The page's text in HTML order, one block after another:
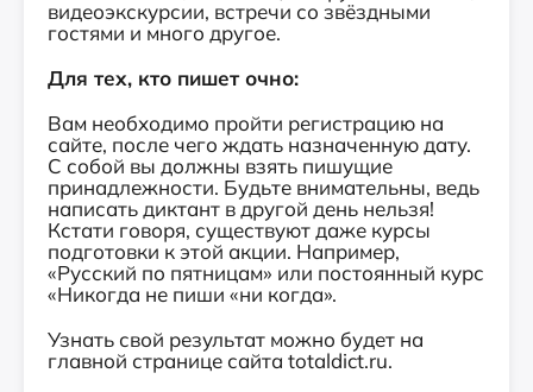
видеоэкскурсии, встречи со звёздными
гостями и много другое.
Для тех, кто пишет очно:
Вам необходимо пройти регистрацию на
сайте, после чего ждать назначенную дату.
С собой вы должны взять пишущие
принадлежности. Будьте внимательны, ведь
написать диктант в другой день нельзя!
Кстати говоря, существуют даже курсы
подготовки к этой акции. Например,
«Русский по пятницам» или постоянный курс
«Никогда не пиши «ни когда».
Узнать свой результат можно будет на
главной странице сайта totaldict.ru.